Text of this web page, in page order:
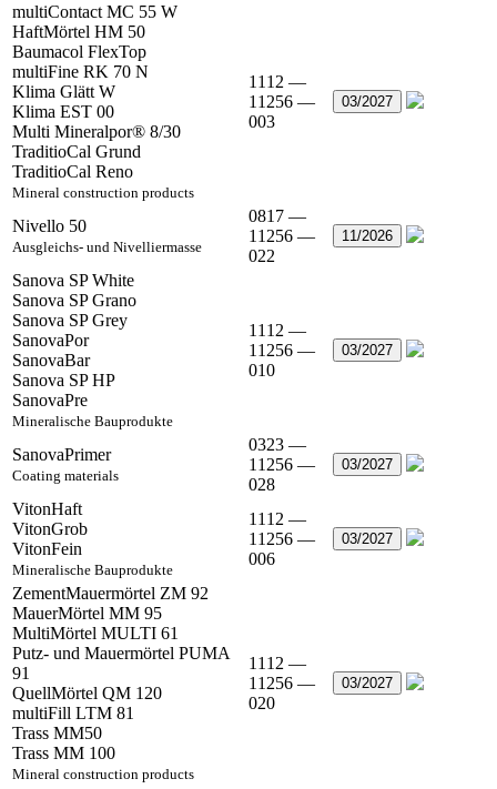
multiContact MC 55 W
HaftMörtel HM 50
Baumacol FlexTop
multiFine RK 70 N
Klima Glätt W
Klima EST 00
Multi Mineralpor® 8/30
TraditioCal Grund
TraditioCal Reno
Mineral construction products
1112 —
11256 —
003
03/2027
Nivello 50
Ausgleichs- und Nivelliermasse
0817 —
11256 —
022
11/2026
Sanova SP White
Sanova SP Grano
Sanova SP Grey
SanovaPor
SanovaBar
Sanova SP HP
SanovaPre
Mineralische Bauprodukte
1112 —
11256 —
010
03/2027
SanovaPrimer
Coating materials
0323 —
11256 —
028
03/2027
VitonHaft
VitonGrob
VitonFein
Mineralische Bauprodukte
1112 —
11256 —
006
03/2027
ZementMauermörtel ZM 92
MauerMörtel MM 95
MultiMörtel MULTI 61
Putz- und Mauermörtel PUMA
91
QuellMörtel QM 120
multiFill LTM 81
Trass MM50
Trass MM 100
Mineral construction products
1112 —
11256 —
020
03/2027